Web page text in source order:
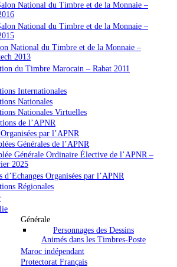
National du Timbre et de la Monnaie –
National du Timbre et de la Monnaie –
National du Timbre et de la Monnaie –
2013
du Timbre Marocain – Rabat 2011
Internationales
Nationales
Nationales Virtuelles
de l’APNR
par l’APNR
Générales de l’APNR
Générale Ordinaire Élective de l’APNR –
2025
d’Echanges Organisées par l’APNR
Régionales
Générale
Personnages des Dessins
Animés dans les Timbres-Poste
Maroc indépendant
Protectorat Français